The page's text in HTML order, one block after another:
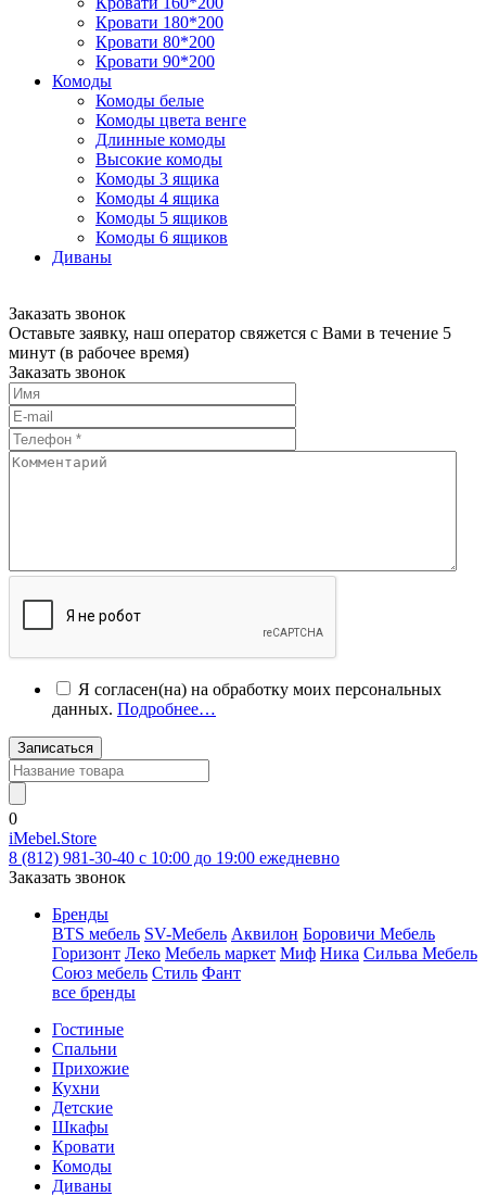
Кровати 180*200
Кровати 80*200
Кровати 90*200
Комоды
Комоды белые
Комоды цвета венге
Длинные комоды
Высокие комоды
Комоды 3 ящика
Комоды 4 ящика
Комоды 5 ящиков
Комоды 6 ящиков
Диваны
Заказать звонок
Оставьте заявку, наш оператор свяжется с Вами в течение 5
минут (в рабочее время)
Заказать звонок
Я согласен(на) на обработку моих персональных
данных. Подробнее…
Записаться
0
iMebel.Store
8 (812) 981-30-40 c 10:00 до 19:00 ежедневно
Заказать звонок
Бренды
BTS мебель SV-Мебель Аквилон Боровичи Мебель
Горизонт Леко Мебель маркет Миф Ника Сильва Мебель
Союз мебель Стиль Фант
все бренды
Гостиные
Спальни
Прихожие
Кухни
Детские
Шкафы
Кровати
Комоды
Диваны